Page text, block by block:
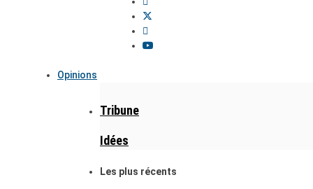
Opinions
Tribune
Idées
Les plus récents